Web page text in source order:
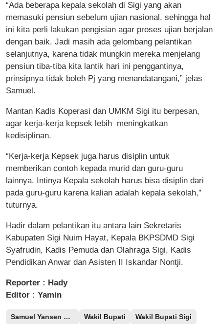
“Ada beberapa kepala sekolah di Sigi yang akan
memasuki pensiun sebelum ujian nasional, sehingga hal
ini kita perli lakukan pengisian agar proses ujian berjalan
dengan baik. Jadi masih ada gelombang pelantikan
selanjutnya, karena tidak mungkin mereka menjelang
pensiun tiba-tiba kita lantik hari ini penggantinya,
prinsipnya tidak boleh Pj yang menandatangani,” jelas
Samuel.
Mantan Kadis Koperasi dan UMKM Sigi itu berpesan,
agar kerja-kerja kepsek lebih meningkatkan
kedisiplinan.
“Kerja-kerja Kepsek juga harus disiplin untuk
memberikan contoh kepada murid dan guru-guru
lainnya. Intinya Kepala sekolah harus bisa disiplin dari
pada guru-guru karena kalian adalah kepala sekolah,”
tuturnya.
Hadir dalam pelantikan itu antara lain Sekretaris
Kabupaten Sigi Nuim Hayat, Kepala BKPSDMD Sigi
Syafrudin, Kadis Pemuda dan Olahraga Sigi, Kadis
Pendidikan Anwar dan Asisten II Iskandar Nontji.
Reporter : Hady
Editor : Yamin
Samuel Yansen Pongi Wakil Bupati Wakil Bupati Sigi